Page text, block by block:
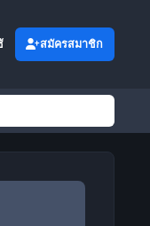
สมัครสมาชิก